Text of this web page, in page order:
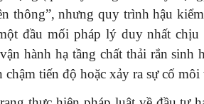
thông”, nhưng quy trình hậu
đầu mối pháp lý duy nhất
hành hạ tầng chất thải rắn sinh
tiến độ hoặc xảy ra sự cố môi